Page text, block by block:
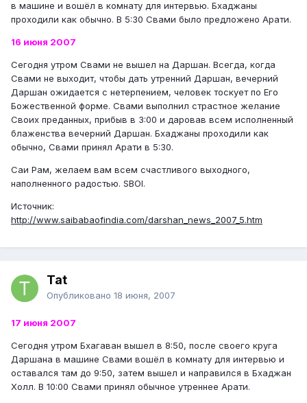
в машине и вошёл в комнату для интервью. Бхаджаны
проходили как обычно. В 5:30 Свами было предложено Арати.
16 июня 2007
Сегодня утром Свами не вышел на Даршан. Всегда, когда
Свами не выходит, чтобы дать утренний Даршан, вечерний
Даршан ожидается с нетерпением, человек тоскует по Его
Божественной форме. Свами выполнил страстное желание
Своих преданных, прибыв в 3:00 и даровав всем исполненный
блаженства вечерний Даршан. Бхаджаны проходили как
обычно, Свами принял Арати в 5:30.
Саи Рам, желаем вам всем счастливого выходного,
наполненного радостью. SBOI.
Источник:
http://www.saibabaofindia.com/darshan_news_2007_5.htm
Tat
Опубликовано 18 июня, 2007
17 июня 2007
Сегодня утром Бхагаван вышел в 8:50, после своего круга
Даршана в машине Свами вошёл в комнату для интервью и
оставался там до 9:50, затем вышел и направился в Бхаджан
Холл. В 10:00 Свами принял обычное утреннее Арати.